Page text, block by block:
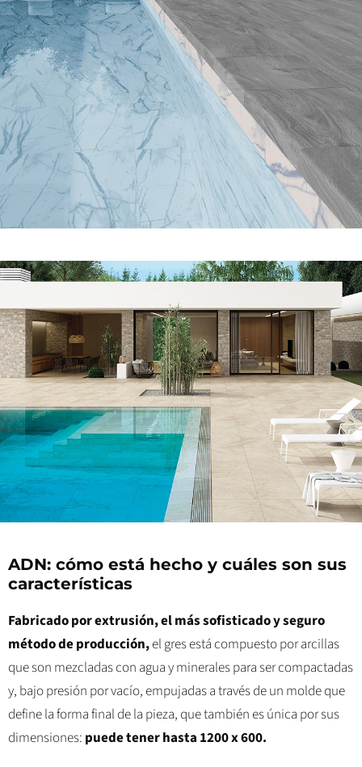
ADN: cómo está hecho y cuáles son sus
características
Fabricado por extrusión, el más sofisticado y seguro
método de producción,el gres está compuesto por arcillas
que son mezcladas con agua y minerales para ser compactadas
y, bajo presión por vacío, empujadas a través de un molde que
define la forma final de la pieza, que también es única por sus
dimensiones: puede tener hasta 1200 x 600.